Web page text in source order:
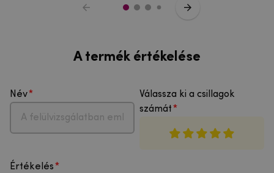
A termék értékelése
Név
Válassza ki a csillagok
számát
Értékelés